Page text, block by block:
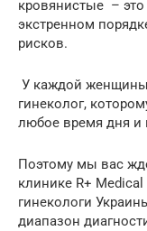
кровянистые – это
экстренном
рисков.
У каждой
гинеколог,
любое время дня и
Поэтому мы вас
клинике R+
гинекологи
диапазон